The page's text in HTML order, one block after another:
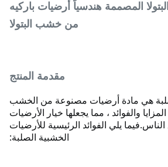
المصممة هندسياً أرضيات باركيه
من خشب البتولا
مقدمة المنتج
هي مادة أرضيات مصنوعة من الخشب
والفوائد ، مما يجعلها خيار الأرضيات
فيما يلي الفوائد الرئيسية للأرضيات
الخشبية الصلبة: